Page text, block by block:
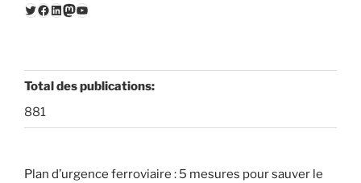
Twitter
Facebook
LinkedIn
Mastodon
YouTube
Total des publications:
881
Plan d’urgence ferroviaire : 5 mesures pour sauver le